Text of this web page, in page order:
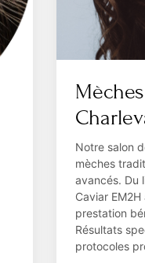
Notre salon
mèches
avancés. Du
Caviar
prestation
Résultats
protocoles